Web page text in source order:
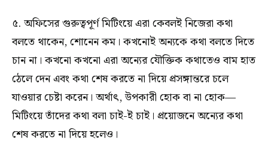
৫. অফিসের গুরুত্বপূর্ণ মিটিংয়ে এরা কেবলই নিজেরা কথা
বলতে থাকেন, শোনেন কম। কখনোই অন্যকে কথা বলতে দিতে
চান না। কখনো কখনো এরা অন্যের যৌক্তিক কথাতেও বাম হাত
ঠেলে দেন এবং কথা শেষ করতে না দিয়ে প্রসঙ্গান্তরে চলে
যাওয়ার চেষ্টা করেন। অর্থাৎ, উপকারী হোক বা না হোক—
মিটিংয়ে তাঁদের কথা বলা চাই-ই চাই। প্রয়োজনে অন্যের কথা
শেষ করতে না দিয়ে হলেও।